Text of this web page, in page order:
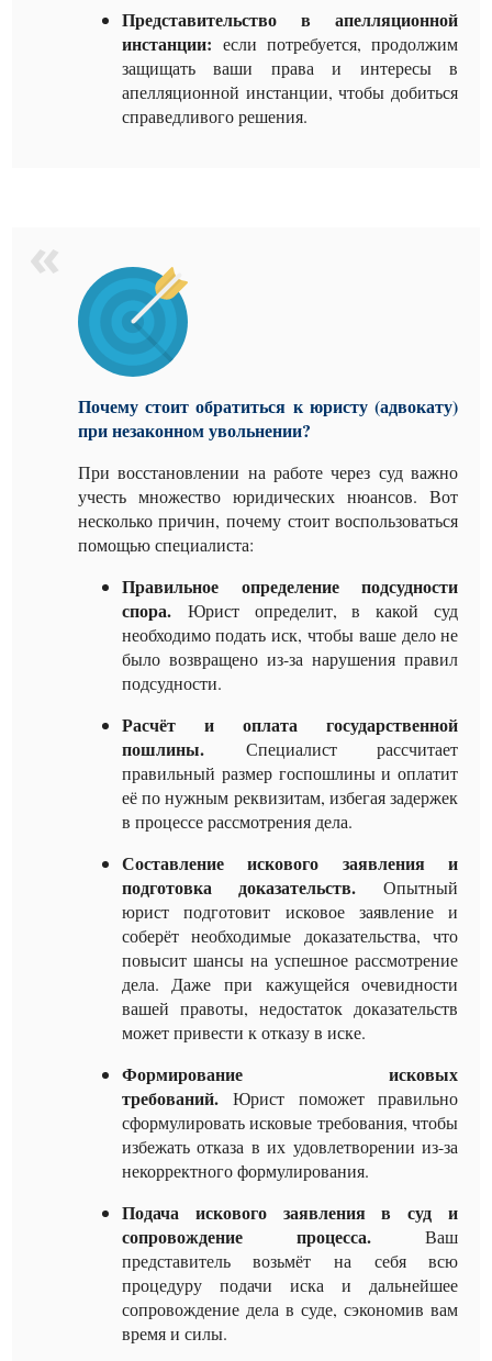
Представительство в апелляционной
инстанции: если потребуется, продолжим
защищать ваши права и интересы в
апелляционной инстанции, чтобы добиться
справедливого решения.
Почему стоит обратиться к юристу (адвокату)
при незаконном увольнении?
При восстановлении на работе через суд важно
учесть множество юридических нюансов. Вот
несколько причин, почему стоит воспользоваться
помощью специалиста:
Правильное определение подсудности
спора.Юрист определит, в какой суд
необходимо подать иск, чтобы ваше дело не
было возвращено из-за нарушения правил
подсудности.
Расчёт и оплата государственной
пошлины.Специалист рассчитает
правильный размер госпошлины и оплатит
её по нужным реквизитам, избегая задержек
в процессе рассмотрения дела.
Составление искового заявления и
подготовка доказательств. Опытный
юрист подготовит исковое заявление и
соберёт необходимые доказательства, что
повысит шансы на успешное рассмотрение
дела. Даже при кажущейся очевидности
вашей правоты, недостаток доказательств
может привести к отказу в иске.
Формирование исковых
требований.Юрист поможет правильно
сформулировать исковые требования, чтобы
избежать отказа в их удовлетворении из-за
некорректного формулирования.
Подача искового заявления в суд и
сопровождение процесса.Ваш
представитель возьмёт на себя всю
процедуру подачи иска и дальнейшее
сопровождение дела в суде, сэкономив вам
время и силы.